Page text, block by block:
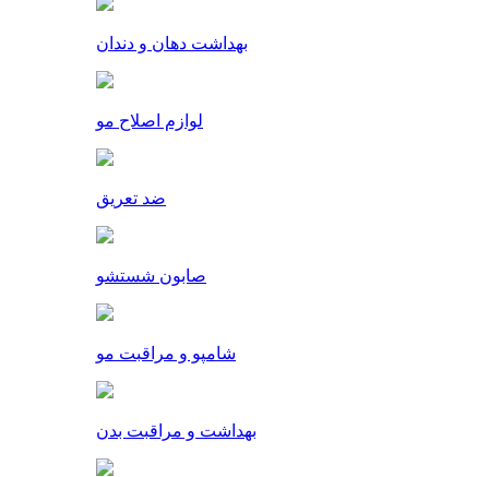
بهداشت دهان و دندان
لوازم اصلاح مو
ضد تعریق
صابون شستشو
شامپو و مراقبت مو
بهداشت و مراقبت بدن